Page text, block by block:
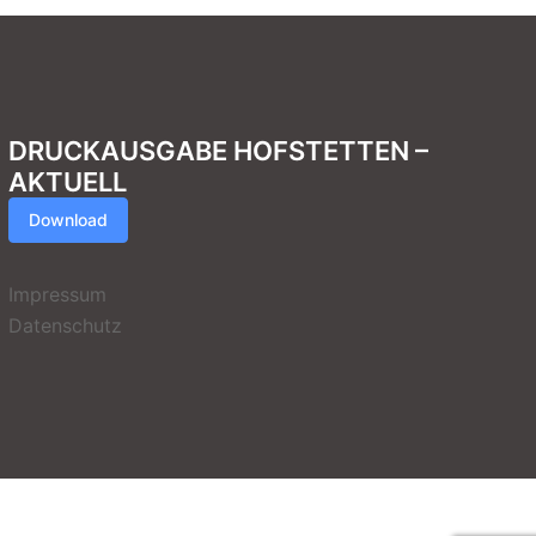
DRUCKAUSGABE HOFSTETTEN –
AKTUELL
Download
Impressum
Datenschutz